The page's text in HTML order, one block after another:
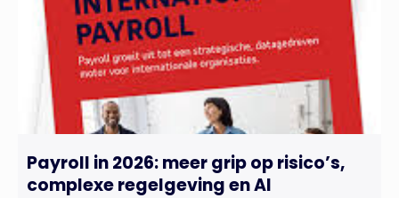
Payroll in 2026: meer grip op risico’s,
complexe regelgeving en AI